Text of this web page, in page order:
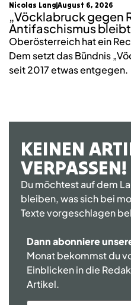
Nicolas Lang August 6, 2026
„Vöcklabruck gegen
Antifaschismus
Oberösterreich hat ein
Dem setzt das Bündnis
seit 2017 etwas entgegen.
KEINEN
VERPASSEN!
Du möchtest auf dem
bleiben, was sich bei
Texte vorgeschlagen
Dann abonniere
Monat bekommst du
Einblicken in die
Artikel.